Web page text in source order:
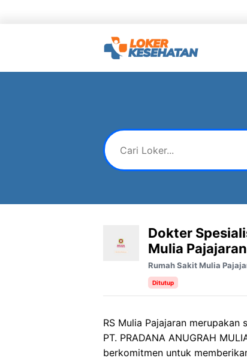
Dokter
Mulia
Rumah Sakit Mulia
Ditutup
RS Mulia Pajajaran
PT. PRADANA ANUGRAH
berkomitmen untuk